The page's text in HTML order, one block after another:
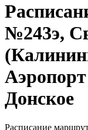
№243э,
Донское
Расписание